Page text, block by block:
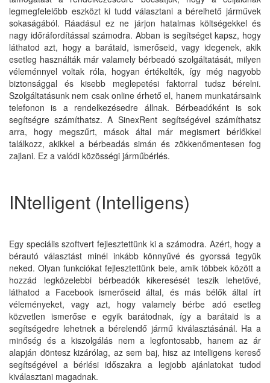
legmegfelelőbb eszközt ki tudd választani a bérelhető járművek
sokaságából. Ráadásul ez ne járjon hatalmas költségekkel és
nagy időráfordítással számodra. Abban is segítséget kapsz, hogy
láthatod azt, hogy a barátaid, ismerőseid, vagy idegenek, akik
esetleg használták már valamely bérbeadó szolgáltatását, milyen
véleménnyel voltak róla, hogyan értékelték, így még nagyobb
biztonsággal és kisebb meglepetési faktorral tudsz bérelni.
Szolgáltatásunk nem csak online érhető el, hanem munkatársaink
telefonon is a rendelkezésedre állnak. Bérbeadóként is sok
segítségre számíthatsz. A SinexRent segítségével számíthatsz
arra, hogy megszűrt, mások által már megismert bérlőkkel
találkozz, akikkel a bérbeadás simán és zökkenőmentesen fog
zajlani. Ez a valódi közösségi járműbérlés.
INtelligent (Intelligens)
Egy speciális szoftvert fejlesztettünk ki a számodra. Azért, hogy a
bérautó választást minél inkább könnyűvé és gyorssá tegyük
neked. Olyan funkciókat fejlesztettünk bele, amik többek között a
hozzád legközelebbi bérbeadók kikeresését teszik lehetővé,
láthatod a Facebook ismerőseid által, és más bélők által írt
véleményeket, vagy azt, hogy valamely bérbe adó esetleg
közvetlen ismerőse e egyik barátodnak, így a barátaid is a
segítségedre lehetnek a bérelendő jármű kiválasztásánál. Ha a
minőség és a kiszolgálás nem a legfontosabb, hanem az ár
alapján döntesz kizárólag, az sem baj, hisz az intelligens kereső
segítségével a bérlési időszakra a legjobb ajánlatokat tudod
kiválasztani magadnak.